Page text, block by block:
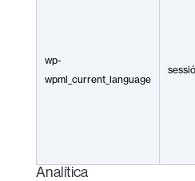
wp-
wpml_current_language
sessió
Analítica